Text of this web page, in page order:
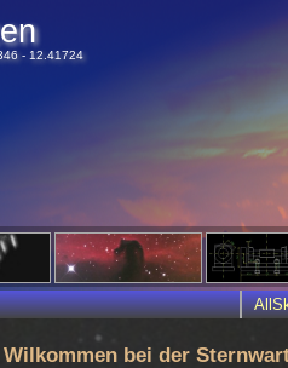
- 12.41724
Wilkommen bei der